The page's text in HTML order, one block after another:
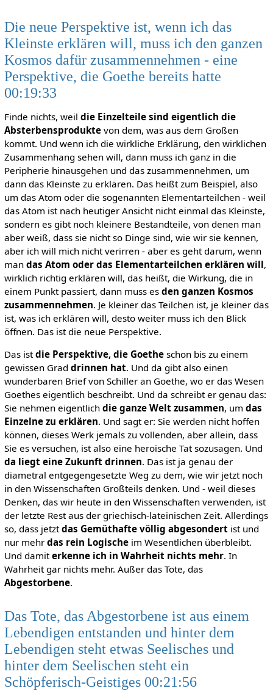
Die neue Perspektive ist, wenn ich das
Kleinste erklären will, muss ich den ganzen
Kosmos dafür zusammennehmen - eine
Perspektive, die Goethe bereits hatte
00:19:33
Finde nichts, weil die Einzelteile sind eigentlich die
Absterbensproduktevon dem, was aus dem Großen
kommt. Und wenn ich die wirkliche Erklärung, den wirklichen
Zusammenhang sehen will, dann muss ich ganz in die
Peripherie hinausgehen und das zusammennehmen, um
dann das Kleinste zu erklären. Das heißt zum Beispiel, also
um das Atom oder die sogenannten Elementarteilchen - weil
das Atom ist nach heutiger Ansicht nicht einmal das Kleinste,
sondern es gibt noch kleinere Bestandteile, von denen man
aber weiß, dass sie nicht so Dinge sind, wie wir sie kennen,
aber ich will mich nicht verirren - aber es geht darum, wenn
man das Atom oder das Elementarteilchen erklären will,
wirklich richtig erklären will, das heißt, die Wirkung, die in
einem Punkt passiert, dann muss es den ganzen Kosmos
zusammennehmen. Je kleiner das Teilchen ist, je kleiner das
ist, was ich erklären will, desto weiter muss ich den Blick
öffnen. Das ist die neue Perspektive.
Das istdie Perspektive, die Goetheschon bis zu einem
gewissen Grad drinnen hat. Und da gibt also einen
wunderbaren Brief von Schiller an Goethe, wo er das Wesen
Goethes eigentlich beschreibt. Und da schreibt er genau das:
Sie nehmen eigentlich die ganze Welt zusammen, um das
Einzelne zu erklären. Und sagt er: Sie werden nicht hoffen
können, dieses Werk jemals zu vollenden, aber allein, dass
Sie es versuchen, ist also eine heroische Tat sozusagen. Und
da liegt eine Zukunft drinnen. Das ist ja genau der
diametral entgegengesetzte Weg zu dem, wie wir jetzt noch
in den Wissenschaften Großteils denken. Und - weil dieses
Denken, das wir heute in den Wissenschaften verwenden, ist
der letzte Rest aus der griechisch-lateinischen Zeit. Allerdings
so, dass jetztdas Gemüthafte völlig abgesondertist und
nur mehr das rein Logischeim Wesentlichen überbleibt.
Und damiterkenne ich in Wahrheit nichts mehr. In
Wahrheit gar nichts mehr. Außer das Tote, das
Abgestorbene.
Das Tote, das Abgestorbene ist aus einem
Lebendigen entstanden und hinter dem
Lebendigen steht etwas Seelisches und
hinter dem Seelischen steht ein
Schöpferisch-Geistiges 00:21:56